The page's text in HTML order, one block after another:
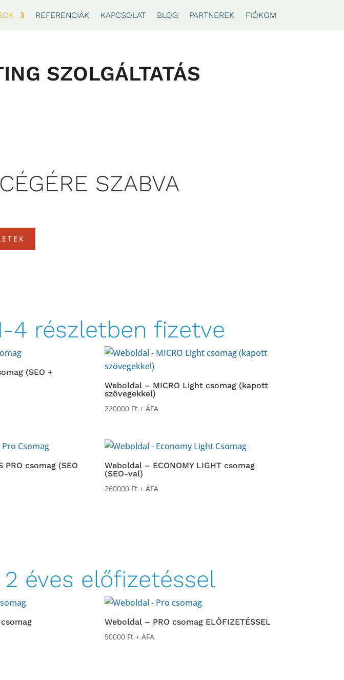
REFERENCIÁK KAPCSOLAT BLOG PARTNEREK FIÓKOM
SZOLGÁLTATÁS
SZABVA
4 részletben fizetve
(SEO +
Weboldal – MICRO Light csomag (kapott
szövegekkel)
220000 Ft + ÁFA
PRO csomag (SEO
Weboldal – ECONOMY LIGHT csomag
(SEO-val)
260000 Ft + ÁFA
éves előfizetéssel
Weboldal – PRO csomag ELŐFIZETÉSSEL
90000 Ft + ÁFA